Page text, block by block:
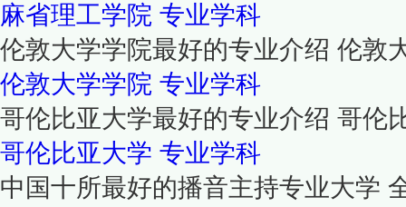
麻省理工学院 专业学科
伦敦大学学院最好的专业介绍 伦敦
伦敦大学学院 专业学科
哥伦比亚大学最好的专业介绍 哥伦
哥伦比亚大学 专业学科
中国十所最好的播音主持专业大学